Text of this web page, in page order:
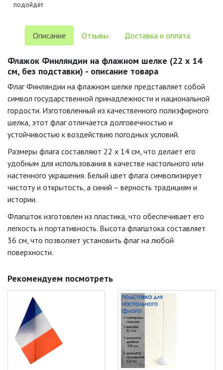
подойдёт
Описание Отзывы Доставка и оплата
Флажок Финляндии на флажном шелке (22 х 14
см, без подставки) - описание товара
Флаг Финляндии на флажном шелке представляет собой
символ государственной принадлежности и национальной
гордости. Изготовленный из качественного полиэфирного
шелка, этот флаг отличается долговечностью и
устойчивостью к воздействию погодных условий.
Размеры флага составляют 22 х 14 см, что делает его
удобным для использования в качестве настольного или
настенного украшения. Белый цвет флага символизирует
чистоту и открытость, а синий – верность традициям и
истории.
Флагшток изготовлен из пластика, что обеспечивает его
легкость и портативность. Высота флагштока составляет
36 см, что позволяет установить флаг на любой
поверхности.
Рекомендуем посмотреть